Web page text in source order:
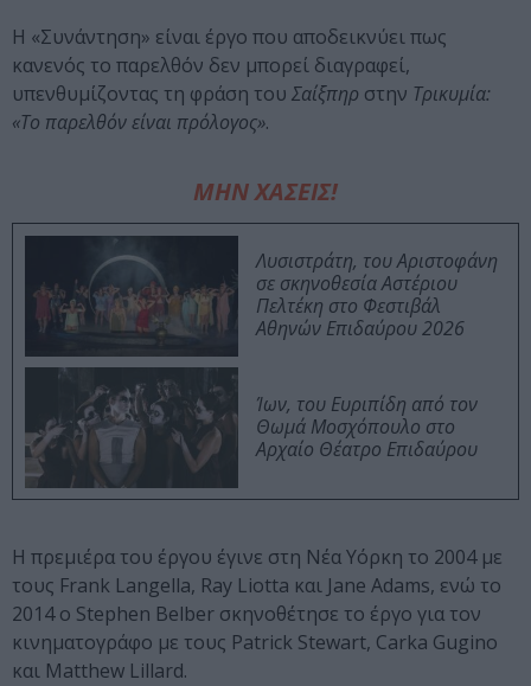
H «Συνάντηση» είναι έργο που αποδεικνύει πως
κανενός το παρελθόν δεν μπορεί διαγραφεί,
υπενθυμίζοντας τη φράση του Σαίξπηρ στην Τρικυμία:
«Το παρελθόν είναι πρόλογος».
ΜΗΝ ΧΑΣΕΙΣ!
Λυσιστράτη, του Αριστοφάνη
σε σκηνοθεσία Αστέριου
Πελτέκη στο Φεστιβάλ
Αθηνών Επιδαύρου 2026
Ίων, του Ευριπίδη από τον
Θωμά Μοσχόπουλο στο
Αρχαίο Θέατρο Επιδαύρου
Η πρεμιέρα του έργου έγινε στη Νέα Υόρκη το 2004 με
τους Frank Langella, Ray Liotta και Jane Adams, ενώ το
2014 o Stephen Belber σκηνοθέτησε το έργο για τον
κινηματογράφο με τους Patrick Stewart, Carka Gugino
και Matthew Lillard.